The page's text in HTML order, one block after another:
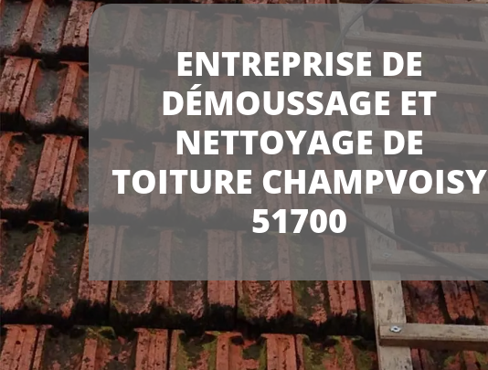
ENTREPRISE DE
DÉMOUSSAGE ET
NETTOYAGE DE
TOITURE CHAMPVOISY
51700